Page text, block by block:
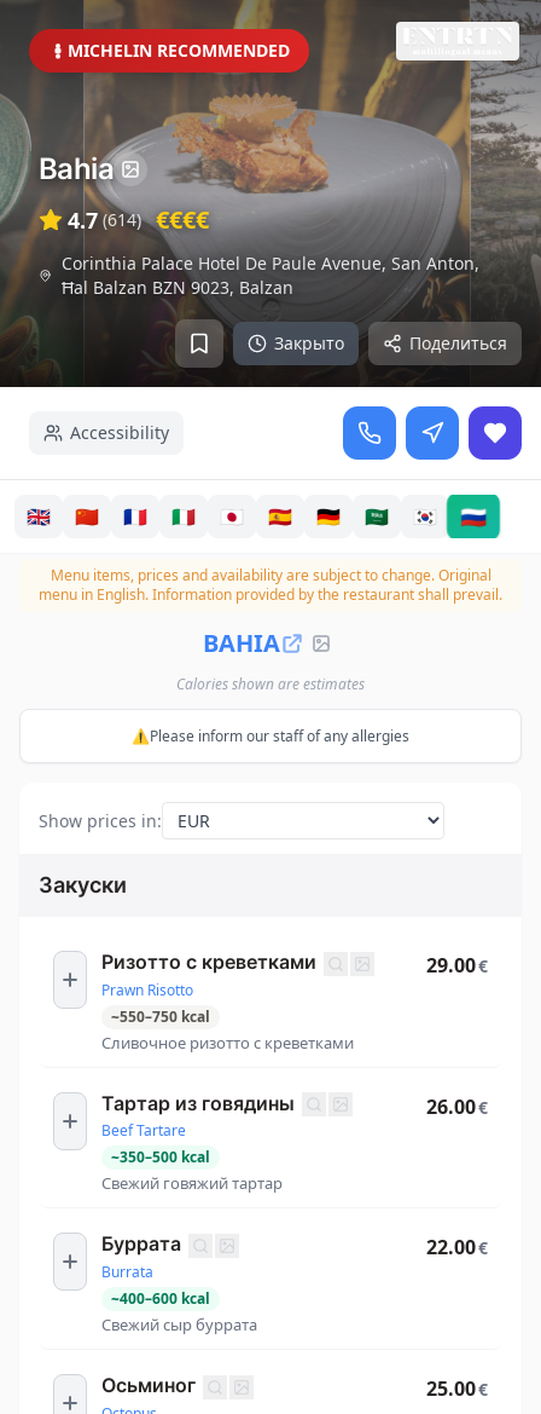
MICHELIN RECOMMENDED
Закрыто Поделиться
Bahia
4.7 (614) €€€€
Corinthia Palace Hotel De Paule Avenue, San Anton,
Ħal Balzan BZN 9023, Balzan
Accessibility
🇬🇧 🇨🇳 🇫🇷 🇮🇹 🇯🇵 🇪🇸 🇩🇪 🇸🇦 🇰🇷 🇷🇺
Menu items, prices and availability are subject to change.Original
menu in English. Information provided by the restaurant shall prevail.
BAHIA
Calories shown are estimates
⚠️Please inform our staff of any allergies
Show prices in:
Закуски
Ризотто с креветками
Prawn Risotto
~550–750 kcal
Сливочное ризотто с креветками
29.00€
Тартар из говядины
Beef Tartare
~350–500 kcal
Свежий говяжий тартар
26.00€
Буррата
Burrata
~400–600 kcal
Свежий сыр буррата
22.00€
Осьминог 25.00€